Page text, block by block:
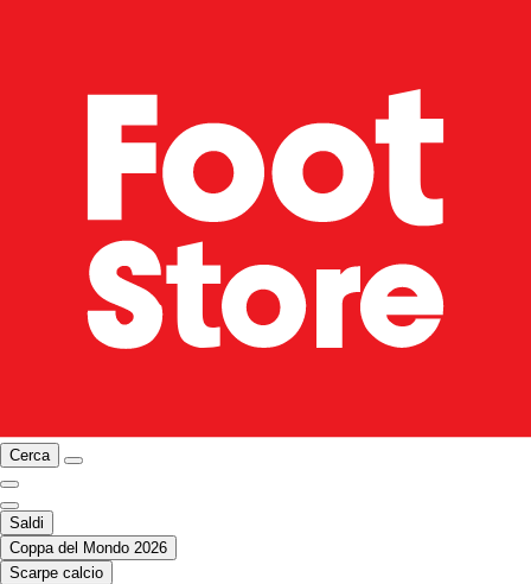
Cerca
Saldi
Coppa del Mondo 2026
Scarpe calcio